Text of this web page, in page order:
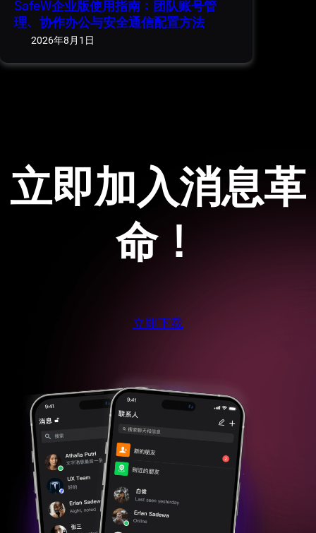
SafeW企业版使用指南：团队账号管
理、协作办公与安全通信配置方法
2026年8月1日
立即加入消息革
命！
立即下载